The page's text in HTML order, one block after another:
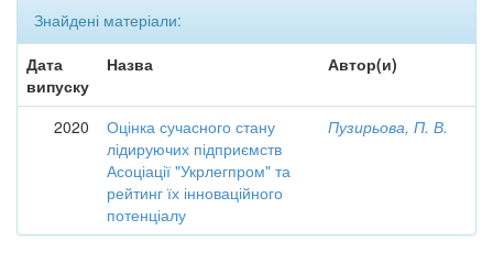
Знайдені матеріали:
Дата
випуску
Назва Автор(и)
2020
Оцінка сучасного стану
лідируючих підприємств
Асоціації "Укрлегпром" та
рейтинг їх інноваційного
потенціалу
Пузирьова, П. В.